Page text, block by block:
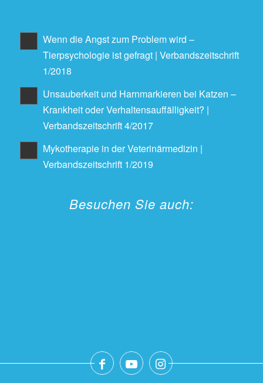
Wenn die Angst zum Problem wird –
Tierpsychologie ist gefragt | Verbandszeitschrift
1/2018
Unsauberkeit und Harnmarkieren bei Katzen –
Krankheit oder Verhaltensauffälligkeit? |
Verbandszeitschrift 4/2017
Mykotherapie in der Veterinärmedizin |
Verbandszeitschrift 1/2019
Besuchen Sie auch: